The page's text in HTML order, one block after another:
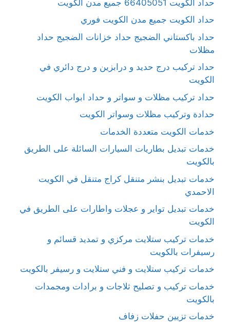
حداد الكويت 66405051 جميع مدن الكويت
حداد الكويت جميع مدن الكويت فوري
حداد باكستاني الضجيج حداد خزانات الضجيج حداد
مظلات
حداد تركيب درج حديد و درابزين و درج دائري في
الكويت
حداد تركيب مظلات و سواتر و حداد ابواب الكويت
حدادة وتركيب مظلات وسواتر الكويت
خدمات الكويت متعددة الخدمات
خدمات تبديل بطاريات السيارات السائلة على الطريق
بالكويت
خدمات تبديل بنشر متنقل كراج متنقل في الكويت
الاحمدي
خدمات تبديل تواير و عجلات واطارات على الطريق في
الكويت
خدمات تركيب ستلايت مركزي و تمديد قسائم و
رسيفرات بالكويت
خدمات تركيب ستلايت و فني ستلايت و رسيفر بالكويت
خدمات تركيب و تصليح ثلاجات و برادات ومجمدات
بالكويت
خدمات تزيين حفلات زفاف